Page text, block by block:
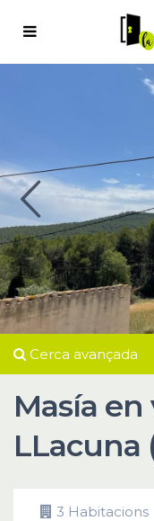
Cerca avançada
Masía en
LLacuna
3 Habitacions